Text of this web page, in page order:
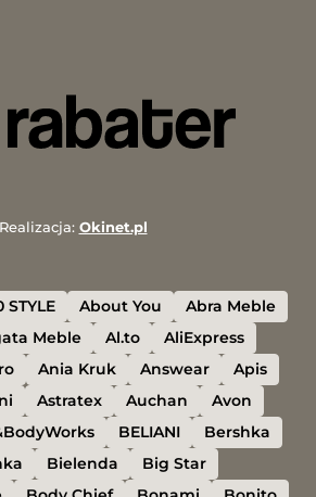
Realizacja: Okinet.pl
STYLE About You
Abra Meble
Meble Al.to
AliExpress
Ania Kruk Answear
Apis
Astratex Auchan
Avon
BELIANI
Bershka
Bielenda
Big Star